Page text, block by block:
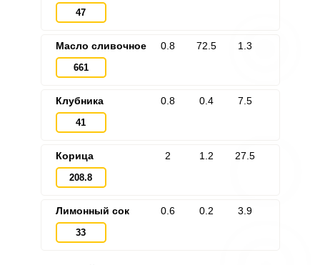
47
Масло сливочное
661
0.8 72.5 1.3
Клубника
41
0.8 0.4 7.5
Корица
208.8
2 1.2 27.5
Лимонный сок
33
0.6 0.2 3.9